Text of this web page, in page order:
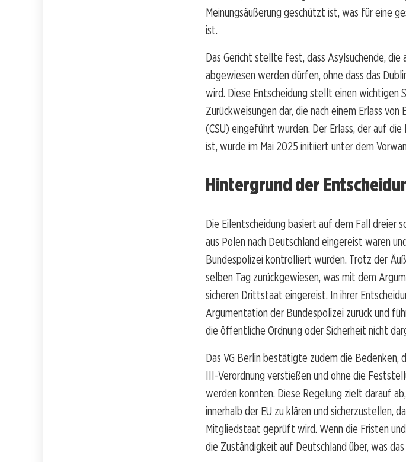
Meinungsäußerung geschützt ist, was für eine
ist.
Das Gericht stellte fest, dass Asylsuchende, die
abgewiesen werden dürfen, ohne dass das
wird. Diese Entscheidung stellt einen wichtigen
Zurückweisungen dar, die nach einem Erlass
(CSU) eingeführt wurden. Der Erlass, der auf
ist, wurde im Mai 2025 initiiert unter dem
Hintergrund der
Die Eilentscheidung basiert auf dem Fall dreier
aus Polen nach Deutschland eingereist waren
Bundespolizei kontrolliert wurden. Trotz der
selben Tag zurückgewiesen, was mit dem
sicheren Drittstaat eingereist. In ihrer
Argumentation der Bundespolizei zurück und
die öffentliche Ordnung oder Sicherheit nicht
Das VG Berlin bestätigte zudem die Bedenken,
III-Verordnung verstießen und ohne die
werden konnten. Diese Regelung zielt darauf
innerhalb der EU zu klären und sicherzustellen,
Mitgliedstaat geprüft wird. Wenn die Fristen
die Zuständigkeit auf Deutschland über, was